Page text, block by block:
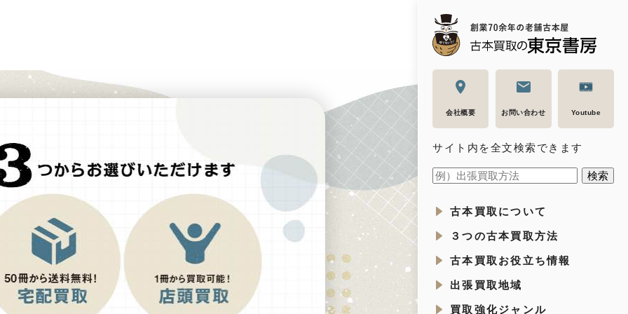
会社概要 お問い合わせ Youtube
サイト内を全文検索できます
古本買取について
３つの古本買取方法
古本買取お役立ち情報
出張買取地域
買取強化ジャンル